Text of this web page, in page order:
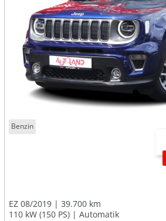
Benzin
EZ 08/2019
39.700 km
110 kW (150 PS)
Automatik